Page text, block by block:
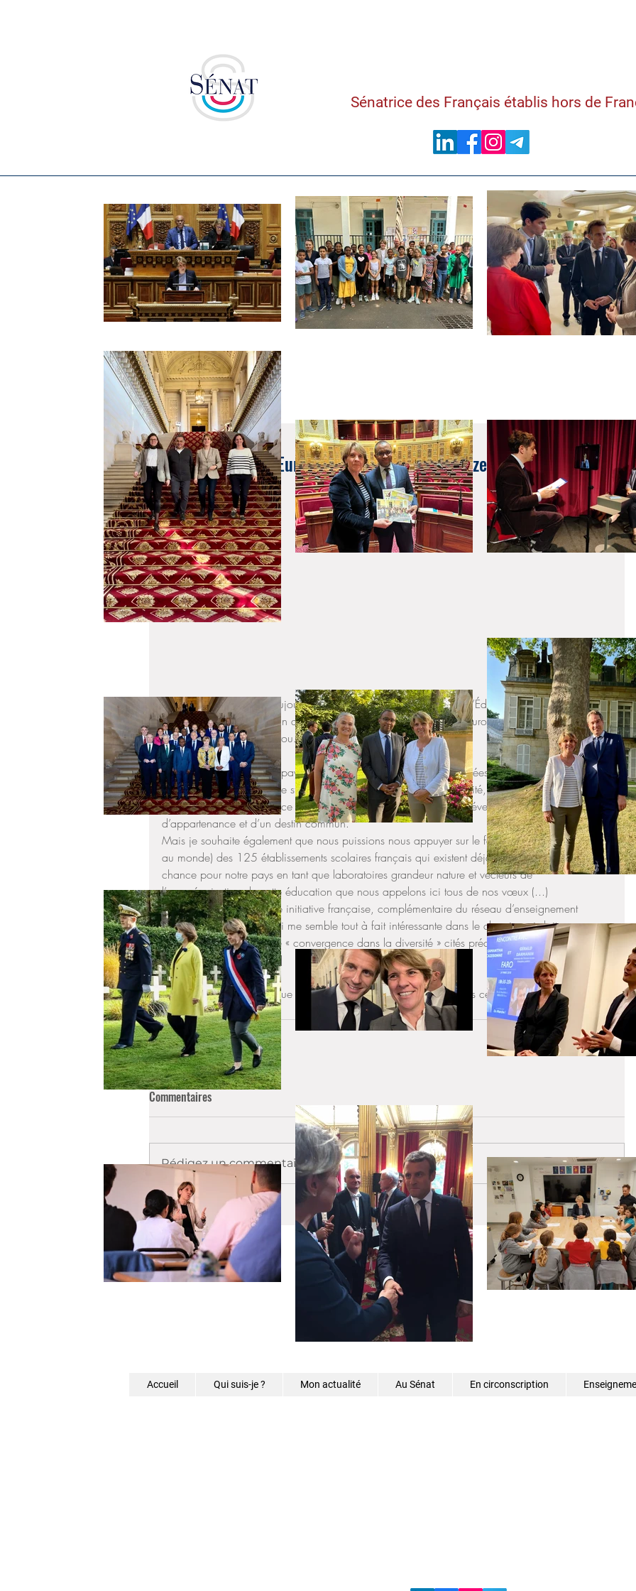
Sénatrice des Français établis hors de
La Grande Marche Europe à Irun - Samantha Cazebonne
28 avr. 2018
Heureuse de participer aujourd'hui à l'événement sur l’Europe de l’Éducation et de la
Recherche, organisé à Irun dans le cadre de la Grande Marche Europe avec Christophe
Castaner et François Bayrou.
[...]Je souhaite que notre pays, nos écoles, nos collèges et nos lycées, se saisissent de cette
magnifique opportunité de stimuler dès le plus jeune âge la curiosité, les échanges, la
découverte de notre espace européen, et de contribuer ainsi au développement d’un sentiment
d’appartenance et d’un destin commun.
Mais je souhaite également que nous puissions nous appuyer sur le formidable réseau (unique
au monde) des 125 établissements scolaires français qui existent déjà Europe et qui sont une
chance pour notre pays en tant que laboratoires grandeur nature et vecteurs de
l’européanisation de cette éducation que nous appelons ici tous de nos vœux (...)
Je voudrais citer enfin une initiative française, complémentaire du réseau d’enseignement
français à l’étranger et qui me semble tout à fait intéressante dans le chemin qui doit nous
conduire aux objectifs de « convergence dans la diversité » cités précédemment : il s’agit du
LabelFrancEducation. [...]
"Unis dans la diversité", que cette devise nous serve de guide dans ce vaste chantier européen
qui nous attend.
Commentaires
Rédigez un commentaire...
Accueil Qui suis-je ? Mon actualité Au Sénat En circonscription